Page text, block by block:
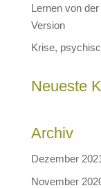
Lernen von
Version
Krise,
Neueste
Archiv
Dezember
November